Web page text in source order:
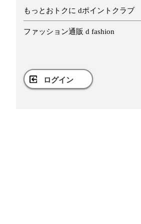
もっとおトクに dポイントクラブ
ファッション通販 d fashion
ログイン